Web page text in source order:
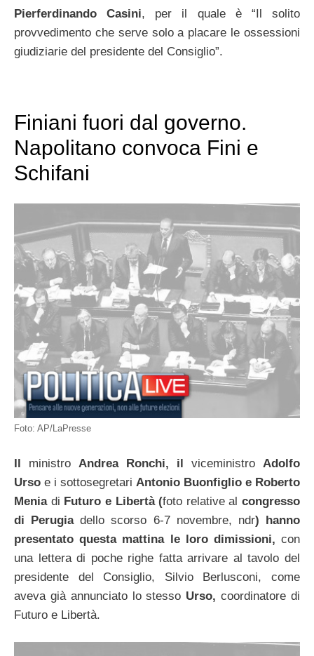
Pierferdinando Casini, per il quale è “Il solito
provvedimento che serve solo a placare le ossessioni
giudiziarie del presidente del Consiglio”.
Finiani fuori dal governo.
Napolitano convoca Fini e
Schifani
Foto: AP/LaPresse
Il ministro Andrea Ronchi, il viceministro Adolfo
Urso e i sottosegretari Antonio Buonfiglio e Roberto
Menia di Futuro e Libertà (foto relative al congresso
di Perugiadello scorso 6-7 novembre, ndr) hanno
presentato questa mattina le loro dimissioni, con
una lettera di poche righe fatta arrivare al tavolo del
presidente del Consiglio, Silvio Berlusconi, come
aveva già annunciato lo stesso Urso, coordinatore di
Futuro e Libertà.